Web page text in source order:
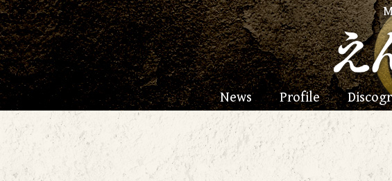
News Profile